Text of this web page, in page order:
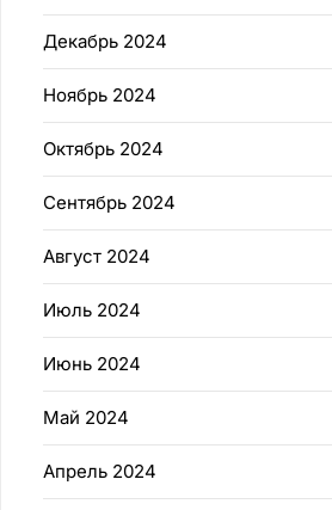
Декабрь 2024
Ноябрь 2024
Октябрь 2024
Сентябрь 2024
Август 2024
Июль 2024
Июнь 2024
Май 2024
Апрель 2024